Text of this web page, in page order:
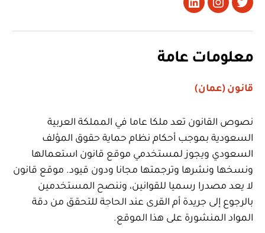
تويتر Instagram
LinkedIn
معلومات عامة
قانون (عمان)
نصوص القانون تعد ملكا عاما في المملكة العربية
السعودية بموجب أحكام نظام حماية حقوق المؤلف
السعودي ويجوز لمستخدمي موقع قانون استعمالها
ونسخها ونشرها وترجمتها مجانا ودون قيود. موقع قانون
لا يعد مصدرا رسميا للقوانين، وننصح المستخدمين
بالرجوع إلى جريدة أم القرى عند الحاجة للتحقق من دقة
المواد المنشورة على هذا الموقع.